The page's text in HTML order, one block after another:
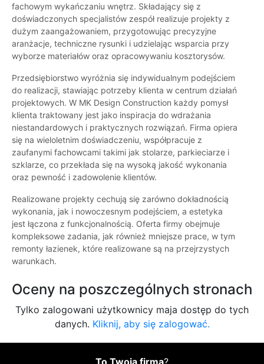
fachowym wykańczaniu wnętrz. Składający się z
doświadczonych specjalistów zespół realizuje projekty z
dużym zaangażowaniem, przygotowując precyzyjne
aranżacje, techniczne rysunki i udzielając wsparcia przy
wyborze materiałów oraz opracowywaniu kosztorysów.
Przedsiębiorstwo wyróżnia się indywidualnym podejściem
do realizacji, stawiając potrzeby klienta w centrum działań
projektowych. W MK Design Construction każdy pomysł
klienta traktowany jest jako inspiracja do wdrażania
niestandardowych i praktycznych rozwiązań. Firma opiera
się na wieloletnim doświadczeniu, współpracuje z
zaufanymi fachowcami takimi jak stolarze, parkieciarze i
szklarze, co przekłada się na wysoką jakość wykonania
oraz pewność i zadowolenie klientów.
Realizowane projekty cechują się zarówno dokładnością
wykonania, jak i nowoczesnym podejściem, a estetyka
jest łączona z funkcjonalnością. Oferta firmy obejmuje
kompleksowe zadania, jak również mniejsze prace, w tym
remonty łazienek, które realizowane są na przejrzystych
warunkach.
Oceny na poszczególnych stronach
Tylko zalogowani użytkownicy maja dostęp do tych
danych. Kliknij, aby się zalogować.